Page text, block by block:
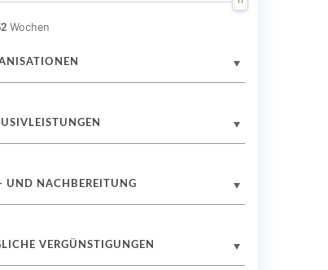
Wochen
UND NACHBEREITUNG
VERGÜNSTIGUNGEN